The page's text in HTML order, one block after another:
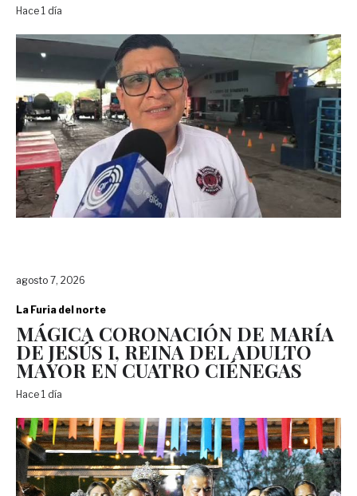
Hace 1 día
agosto 7, 2026
La Furia del norte
MÁGICA CORONACIÓN DE MARÍA
DE JESÚS I, REINA DEL ADULTO
MAYOR EN CUATRO CIÉNEGAS
Hace 1 día